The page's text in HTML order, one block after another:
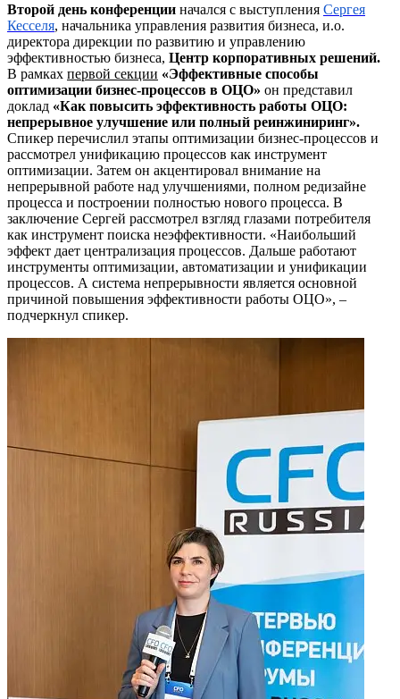
Второй день конференции начался с выступления Сергея
Кесселя, начальника управления развития бизнеса, и.о.
директора дирекции по развитию и управлению
эффективностью бизнеса, Центр корпоративных решений.
В рамках первой секции «Эффективные способы
оптимизации бизнес-процессов в ОЦО» он представил
доклад «Как повысить эффективность работы ОЦО:
непрерывное улучшение или полный реинжиниринг».
Спикер перечислил этапы оптимизации бизнес-процессов и
рассмотрел унификацию процессов как инструмент
оптимизации. Затем он акцентировал внимание на
непрерывной работе над улучшениями, полном редизайне
процесса и построении полностью нового процесса. В
заключение Сергей рассмотрел взгляд глазами потребителя
как инструмент поиска неэффективности. «Наибольший
эффект дает централизация процессов. Дальше работают
инструменты оптимизации, автоматизации и унификации
процессов. А система непрерывности является основной
причиной повышения эффективности работы ОЦО», –
подчеркнул спикер.